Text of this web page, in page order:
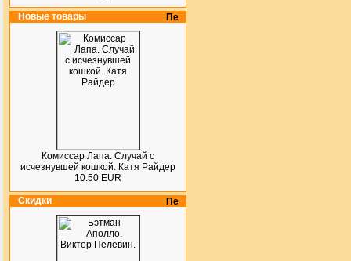
Новые товары
Комиссар Лапа. Случай с
исчезнувшей кошкой. Катя Райдер
10.50 EUR
Скидки